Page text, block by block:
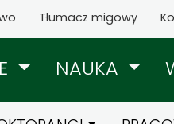
Tłumacz migowy
NAUKA